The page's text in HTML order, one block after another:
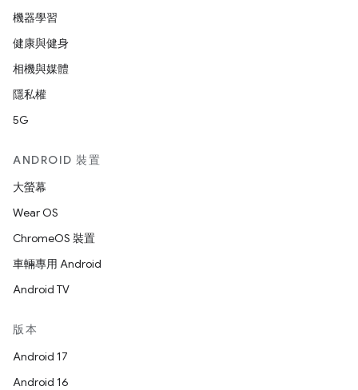
機器學習
健康與健身
相機與媒體
隱私權
5G
ANDROID 裝置
大螢幕
Wear OS
ChromeOS 裝置
車輛專用 Android
Android TV
版本
Android 17
Android 16